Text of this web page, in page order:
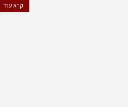
קרא עוד